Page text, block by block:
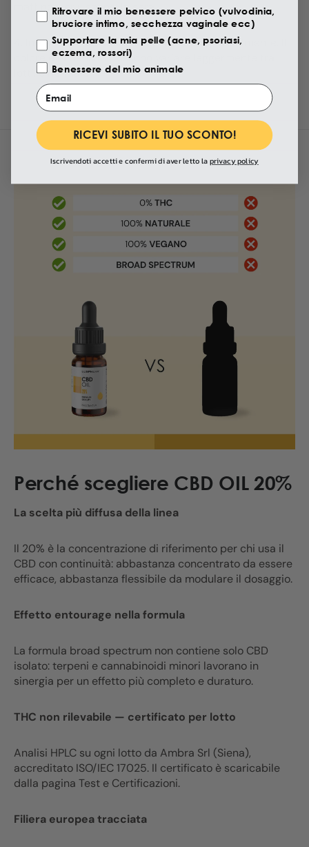
mattino. Per il sonno: la sera.
4. Inizia dalla dose minima e aumenta gradualmente. Il
colore e la densità possono variare leggermente tra
lotti: è normale.
Perché scegliere CBD OIL 20%
La scelta più diffusa della linea
Il 20% è la concentrazione di riferimento per chi usa il
CBD con continuità: abbastanza concentrato da essere
efficace, abbastanza flessibile da modulare il dosaggio.
Effetto entourage nella formula
La formula broad spectrum non contiene solo CBD
isolato: terpeni e cannabinoidi minori lavorano in
sinergia per un effetto più completo e duraturo.
THC non rilevabile — certificato per lotto
Analisi HPLC su ogni lotto da Ambra Srl (Siena),
accreditato ISO/IEC 17025. Il certificato è scaricabile
dalla pagina Test e Certificazioni.
Filiera europea tracciata
Ritrovare il mio benessere pelvico (vulvodinia,
bruciore intimo, secchezza vaginale ecc)
Supportare la mia pelle (acne, psoriasi,
eczema, rossori)
Benessere del mio animale
Email
RICEVI SUBITO IL TUO SCONTO!
Iscrivendoti accetti e confermi di aver letto laprivacy policy